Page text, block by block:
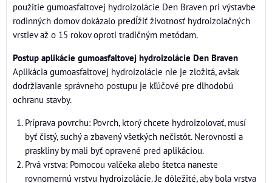
použitie gumoasfaltovej hydroizolácie Den Braven pri výstavbe
rodinných domov dokázalo predĺžiť životnosť hydroizolačných
vrstiev až o 15 rokov oproti tradičným metódam.
Postup aplikácie gumoasfaltovej hydroizolácie Den Braven
Aplikácia gumoasfaltovej hydroizolácie nie je zložitá, avšak
dodržiavanie správneho postupu je kľúčové pre dlhodobú
ochranu stavby.
Príprava povrchu: Povrch, ktorý chcete hydroizolovať, musí
byť čistý, suchý a zbavený všetkých nečistôt. Nerovnosti a
praskliny by mali byť opravené pred aplikáciou.
Prvá vrstva: Pomocou valčeka alebo štetca naneste
rovnomernú vrstvu hydroizolácie. Je dôležité, aby bola vrstva